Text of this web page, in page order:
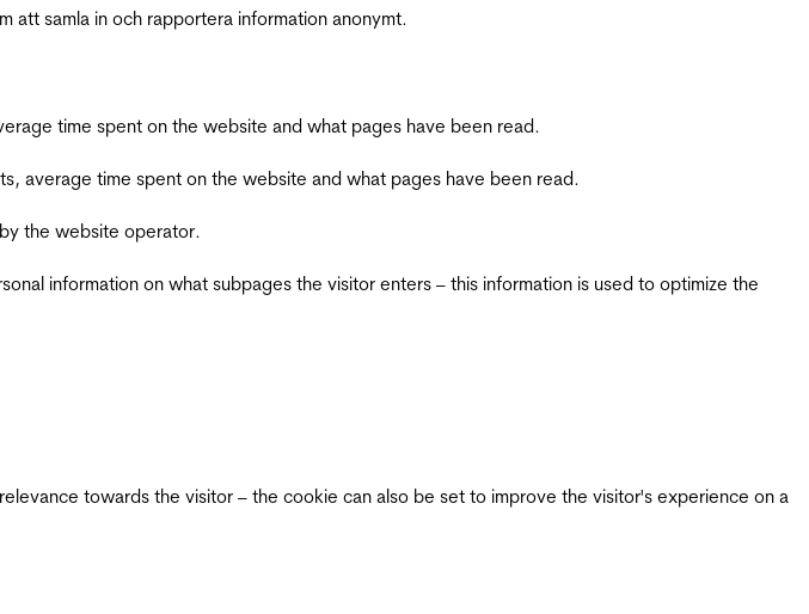
att samla in och rapportera information anonymt.
time spent on the website and what pages have been read.
average time spent on the website and what pages have been read.
the website operator.
information on what subpages the visitor enters – this information is used to optimize the
towards the visitor – the cookie can also be set to improve the visitor's experience on a